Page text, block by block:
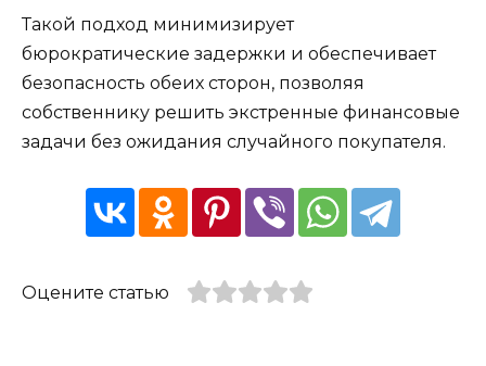
Такой подход минимизирует
бюрократические задержки и обеспечивает
безопасность обеих сторон, позволяя
собственнику решить экстренные финансовые
задачи без ожидания случайного покупателя.
Оцените статью